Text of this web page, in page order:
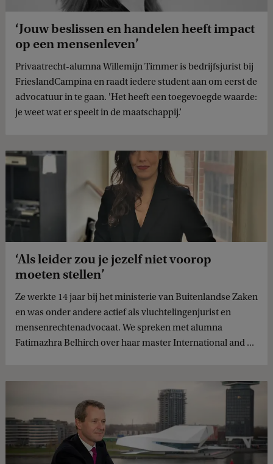
‘Jouw beslissen en handelen heeft impact
op een mensenleven’
Privaatrecht-alumna Willemijn Timmer is bedrijfsjurist bij
FrieslandCampina en raadt iedere student aan om eerst de
advocatuur in te gaan. 'Het heeft een toegevoegde waarde:
je weet wat er speelt in de maatschappij.’
‘Als leider zou je jezelf niet voorop
moeten stellen’
Ze werkte 14 jaar bij het ministerie van Buitenlandse Zaken
en was onder andere actief als vluchtelingenjurist en
mensenrechtenadvocaat. We spreken met alumna
Fatimazhra Belhirch over haar master International and ...